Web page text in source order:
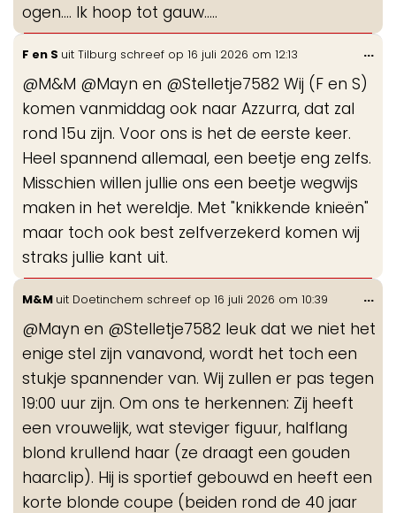
ogen.... Ik hoop tot gauw.....
F en S uit Tilburg schreef op 16 juli 2026 om 12:13
@M&M @Mayn en @Stelletje7582 Wij (F en S)
komen vanmiddag ook naar Azzurra, dat zal
rond 15u zijn. Voor ons is het de eerste keer.
Heel spannend allemaal, een beetje eng zelfs.
Misschien willen jullie ons een beetje wegwijs
maken in het wereldje. Met "knikkende knieën"
maar toch ook best zelfverzekerd komen wij
straks jullie kant uit.
...
M&M uit Doetinchem schreef op 16 juli 2026 om 10:39
@Mayn en @Stelletje7582 leuk dat we niet het
enige stel zijn vanavond, wordt het toch een
stukje spannender van. Wij zullen er pas tegen
19:00 uur zijn. Om ons te herkennen: Zij heeft
een vrouwelijk, wat steviger figuur, halflang
blond krullend haar (ze draagt een gouden
haarclip). Hij is sportief gebouwd en heeft een
korte blonde coupe (beiden rond de 40 jaar
...